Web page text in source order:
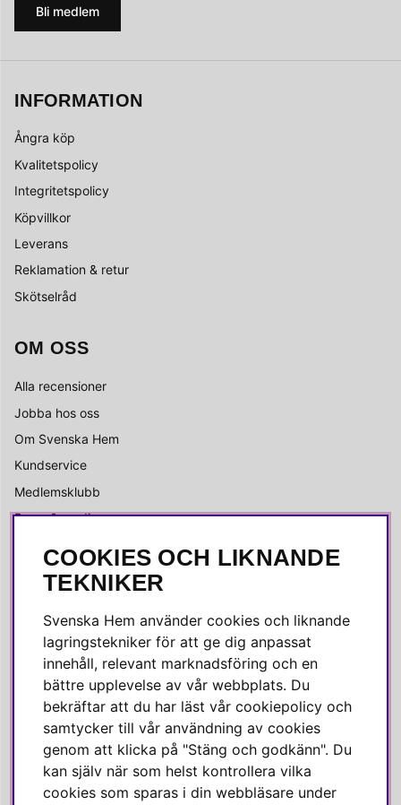
Bli medlem
INFORMATION
Ångra köp
Kvalitetspolicy
Integritetspolicy
Köpvillkor
Leverans
Reklamation & retur
Skötselråd
OM OSS
Alla recensioner
Jobba hos oss
Om Svenska Hem
Kundservice
Medlemsklubb
Press & media
SOCIALA MEDIER
Instagram
Linkedin
Pinterest
SVENSKA HEM
Varmt välkommen till Svenska Hem!
COOKIES OCH LIKNANDE
TEKNIKER
Svenska Hem använder cookies och liknande
lagringstekniker för att ge dig anpassat
innehåll, relevant marknadsföring och en
bättre upplevelse av vår webbplats. Du
bekräftar att du har läst vår cookiepolicy och
samtycker till vår användning av cookies
genom att klicka på "Stäng och godkänn". Du
kan själv när som helst kontrollera vilka
cookies som sparas i din webbläsare under